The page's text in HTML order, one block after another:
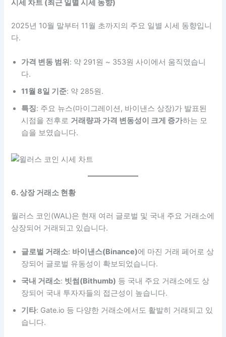
시세 차트 (최근 일별 시세 동향)
2025년 10월 말부터 11월 초까지의 주요 일별 시세 동향입니
다.
가격 변동 범위 : 약 291원 ~ 353원 사이에서 움직였습니
다.
11월 8일 기준: 약 285원.
특징: 주요 뉴스(마이그레이션, 바이낸스 상장)가 발표된
시점을 전후로 거래량과 가격 변동성이 크게 증가하는 모
습을 보였습니다.
6. 상장 거래소 현황
월러스 코인(WAL)은 현재 여러 글로벌 및 국내 주요 거래소에
상장되어 거래되고 있습니다.
글로벌 거래소: 바이낸스(Binance)에 마진 거래 페어로 상
장되어 글로벌 유동성이 확보되었습니다.
국내 거래소: 빗썸(Bithumb) 등 국내 주요 거래소에도 상
장되어 국내 투자자들의 접근성이 높습니다.
기타: Gate.io 등 다양한 거래소에서도 활발히 거래되고 있
습니다.